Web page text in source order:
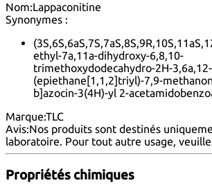
Nom:Lappaconitine
Synonymes :
ethyl-7a,11a-dihydroxy-6,8,10-
trimethoxydodecahydro-2H-3,6a,12-
(epiethane[1,1,2]triyl)-7,9-
b]azocin-3(4H)-yl 2-
Marque:TLC
Avis:Nos produits sont destinés
laboratoire. Pour tout autre usage,
Propriétés chimiques